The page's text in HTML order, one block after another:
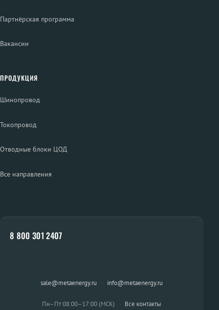
Партнёрская программа
Вакансии
ПРОДУКЦИЯ
Шинопровод
Токопровод
Отводные блоки ЦОД
Все направления
8 800 301 2407
sale@metaenergy.ru · info@metaenergy.ru
Пн–Пт 08:00–17:00 (МСК) · Все контакты